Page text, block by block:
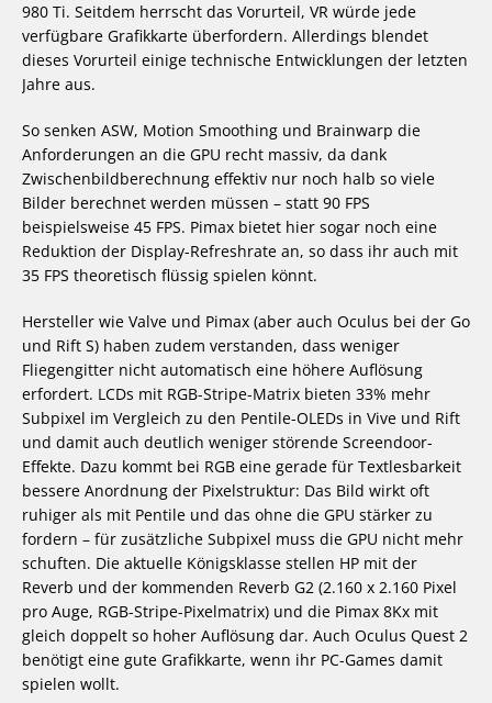
980 Ti. Seitdem herrscht das Vorurteil, VR würde jede
verfügbare Grafikkarte überfordern. Allerdings blendet
dieses Vorurteil einige technische Entwicklungen der letzten
Jahre aus.
So senken ASW, Motion Smoothing und Brainwarp die
Anforderungen an die GPU recht massiv, da dank
Zwischenbildberechnung effektiv nur noch halb so viele
Bilder berechnet werden müssen – statt 90 FPS
beispielsweise 45 FPS. Pimax bietet hier sogar noch eine
Reduktion der Display-Refreshrate an, so dass ihr auch mit
35 FPS theoretisch flüssig spielen könnt.
Hersteller wie Valve und Pimax (aber auch Oculus bei der Go
und Rift S) haben zudem verstanden, dass weniger
Fliegengitter nicht automatisch eine höhere Auflösung
erfordert. LCDs mit RGB-Stripe-Matrix bieten 33% mehr
Subpixel im Vergleich zu den Pentile-OLEDs in Vive und Rift
und damit auch deutlich weniger störende Screendoor-
Effekte. Dazu kommt bei RGB eine gerade für Textlesbarkeit
bessere Anordnung der Pixelstruktur: Das Bild wirkt oft
ruhiger als mit Pentile und das ohne die GPU stärker zu
fordern – für zusätzliche Subpixel muss die GPU nicht mehr
schuften. Die aktuelle Königsklasse stellen HP mit der
Reverb und der kommenden Reverb G2 (2.160 x 2.160 Pixel
pro Auge, RGB-Stripe-Pixelmatrix) und die Pimax 8Kx mit
gleich doppelt so hoher Auflösung dar. Auch Oculus Quest 2
benötigt eine gute Grafikkarte, wenn ihr PC-Games damit
spielen wollt.